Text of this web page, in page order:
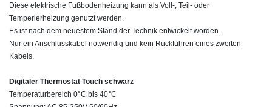
Diese elektrische Fußbodenheizung kann als Voll-, Teil- oder
Temperierheizung genutzt werden.
Es ist nach dem neuestem Stand der Technik entwickelt worden.
Nur ein Anschlusskabel notwendig und kein Rückführen eines zweiten
Kabels.
Digitaler Thermostat Touch schwarz
Temperaturbereich 0°C bis 40°C